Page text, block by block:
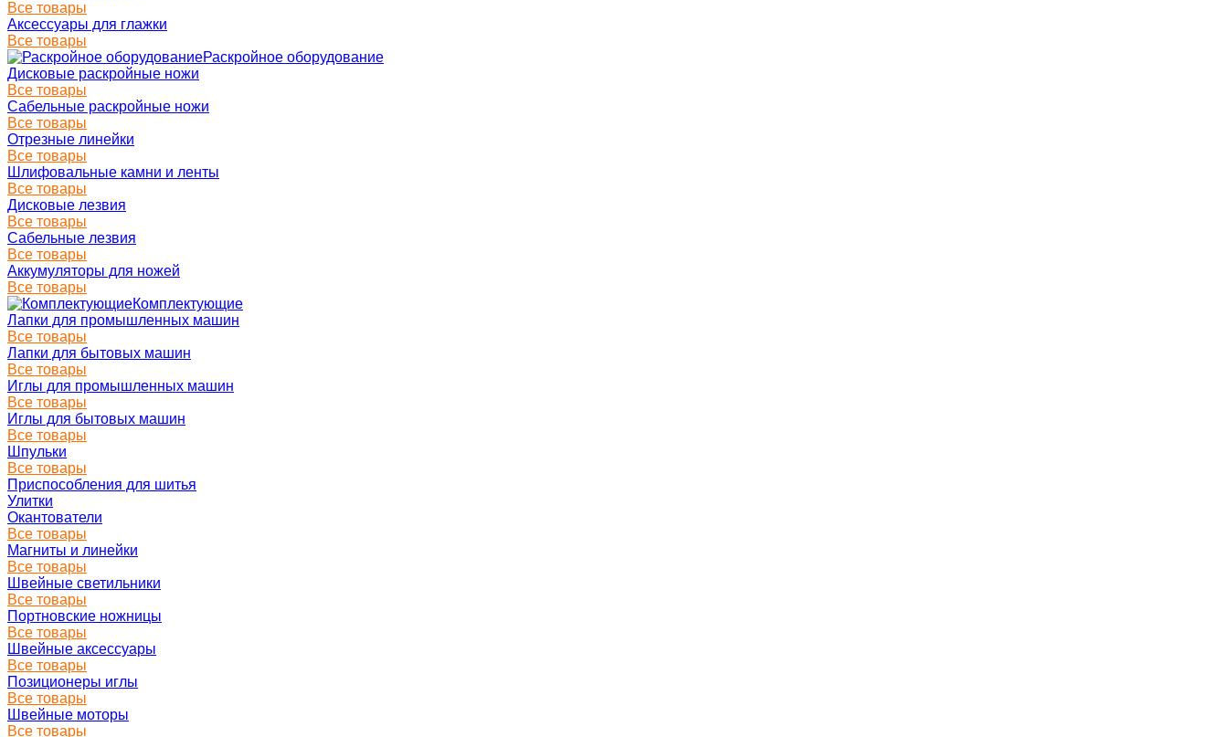
Все товары
Аксессуары для глажки
Все товары
Раскройное оборудование
Дисковые раскройные ножи
Все товары
Сабельные раскройные ножи
Все товары
Отрезные линейки
Все товары
Шлифовальные камни и ленты
Все товары
Дисковые лезвия
Все товары
Сабельные лезвия
Все товары
Аккумуляторы для ножей
Все товары
Комплектующие
Лапки для промышленных машин
Все товары
Лапки для бытовых машин
Все товары
Иглы для промышленных машин
Все товары
Иглы для бытовых машин
Все товары
Шпульки
Все товары
Приспособления для шитья
Улитки
Окантователи
Все товары
Магниты и линейки
Все товары
Швейные светильники
Все товары
Портновские ножницы
Все товары
Швейные аксессуары
Все товары
Позиционеры иглы
Все товары
Швейные моторы
Все товары